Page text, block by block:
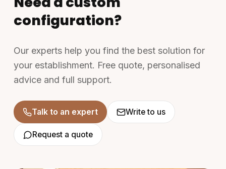
configuration?
Our experts help you find the best solution for
your establishment. Free quote, personalised
advice and full support.
Talk to an expert Write to us
Request a quote